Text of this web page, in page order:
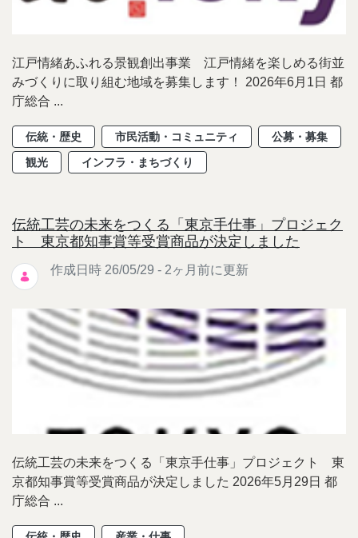
江戸情緒あふれる景観創出事業 江戸情緒を楽しめる街並
みづくりに取り組む地域を募集します！ 2026年6月1日 都
庁総合 ...
伝統・歴史 市民活動・コミュニティ
公募・募集
観光
インフラ・まちづくり
伝統工芸の未来をつくる「東京手仕事」プロジェク
ト 東京都知事賞等受賞商品が決定しました
作成日時 26/05/29 - 2ヶ月前に更新
伝統工芸の未来をつくる「東京手仕事」プロジェクト 東
京都知事賞等受賞商品が決定しました 2026年5月29日 都
庁総合 ...